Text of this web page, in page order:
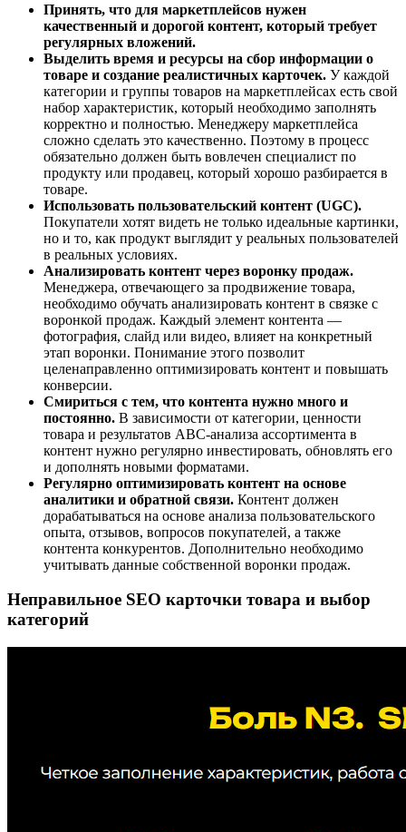
Принять, что для маркетплейсов нужен
качественный и дорогой контент, который требует
регулярных вложений.
Выделить время и ресурсы на сбор информации о
товаре и создание реалистичных карточек. У каждой
категории и группы товаров на маркетплейсах есть свой
набор характеристик, который необходимо заполнять
корректно и полностью. Менеджеру маркетплейса
сложно сделать это качественно. Поэтому в процесс
обязательно должен быть вовлечен специалист по
продукту или продавец, который хорошо разбирается в
товаре.
Использовать пользовательский контент (UGC).
Покупатели хотят видеть не только идеальные картинки,
но и то, как продукт выглядит у реальных пользователей
в реальных условиях.
Анализировать контент через воронку продаж.
Менеджера, отвечающего за продвижение товара,
необходимо обучать анализировать контент в связке с
воронкой продаж. Каждый элемент контента —
фотография, слайд или видео, влияет на конкретный
этап воронки. Понимание этого позволит
целенаправленно оптимизировать контент и повышать
конверсии.
Смириться с тем, что контента нужно много и
постоянно. В зависимости от категории, ценности
товара и результатов ABC-анализа ассортимента в
контент нужно регулярно инвестировать, обновлять его
и дополнять новыми форматами.
Регулярно оптимизировать контент на основе
аналитики и обратной связи. Контент должен
дорабатываться на основе анализа пользовательского
опыта, отзывов, вопросов покупателей, а также
контента конкурентов. Дополнительно необходимо
учитывать данные собственной воронки продаж.
Неправильное SEO карточки товара и выбор
категорий